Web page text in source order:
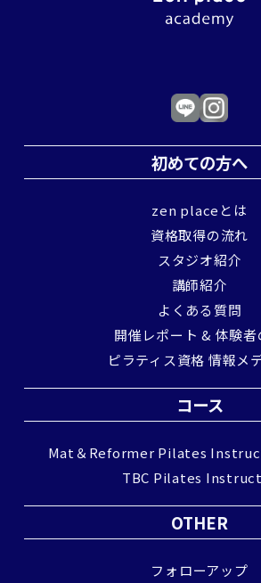
初めての方へ
zen placeとは
資格取得の流れ
スタジオ紹介
講師紹介
よくある質問
開催レポート & 体験者
ピラティス資格 情報メ
コース
Mat＆Reformer Pilates
TBC Pilates
OTHER
フォローアップ